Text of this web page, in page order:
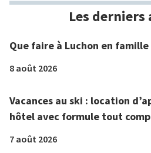
Les derniers
Que faire à Luchon en famille
8 août 2026
Vacances au ski : location
hôtel avec formule tout
7 août 2026